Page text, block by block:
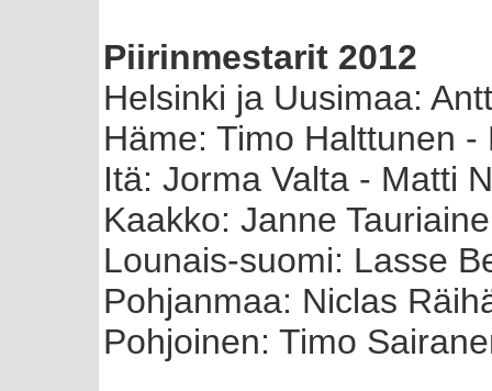
Piirinmestarit 2012
Helsinki ja Uusimaa:
Häme: Timo Halttunen -
Itä: Jorma Valta - Matti
Kaakko: Janne
Lounais-suomi: Lasse
Pohjanmaa: Niclas
Pohjoinen: Timo